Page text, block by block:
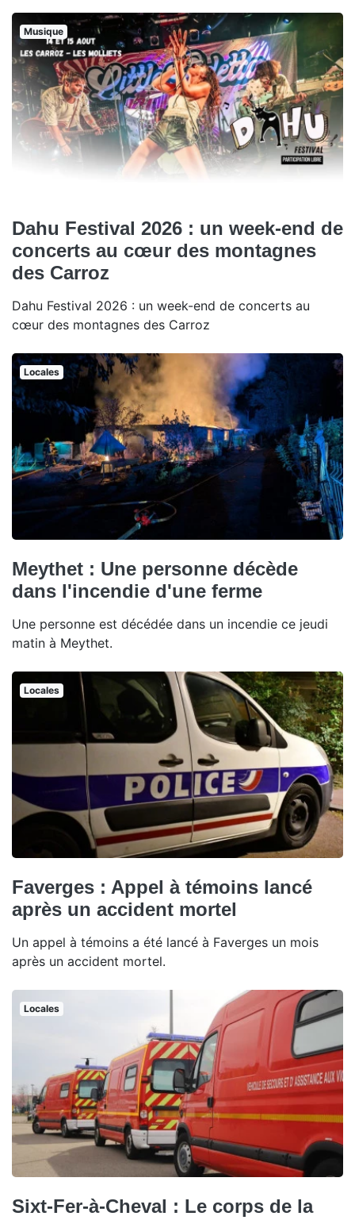
Musique
Dahu Festival 2026 : un week-end de
concerts au cœur des montagnes
des Carroz
Dahu Festival 2026 : un week-end de concerts au
cœur des montagnes des Carroz
Locales
Meythet : Une personne décède
dans l'incendie d'une ferme
Une personne est décédée dans un incendie ce jeudi
matin à Meythet.
Locales
Faverges : Appel à témoins lancé
après un accident mortel
Un appel à témoins a été lancé à Faverges un mois
après un accident mortel.
Locales
Sixt-Fer-à-Cheval : Le corps de la